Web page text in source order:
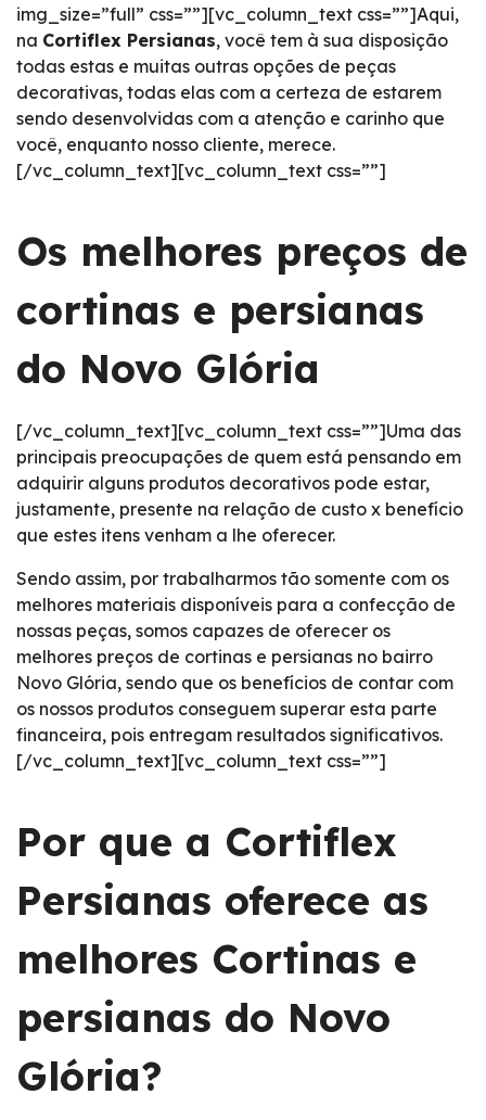
img_size=”full” css=””][vc_column_text css=””]Aqui,
na Cortiflex Persianas, você tem à sua disposição
todas estas e muitas outras opções de peças
decorativas, todas elas com a certeza de estarem
sendo desenvolvidas com a atenção e carinho que
você, enquanto nosso cliente, merece.
[/vc_column_text][vc_column_text css=””]
Os melhores preços de
cortinas e persianas
do Novo Glória
[/vc_column_text][vc_column_text css=””]Uma das
principais preocupações de quem está pensando em
adquirir alguns produtos decorativos pode estar,
justamente, presente na relação de custo x benefício
que estes itens venham a lhe oferecer.
Sendo assim, por trabalharmos tão somente com os
melhores materiais disponíveis para a confecção de
nossas peças, somos capazes de oferecer os
melhores preços de cortinas e persianas no bairro
Novo Glória, sendo que os benefícios de contar com
os nossos produtos conseguem superar esta parte
financeira, pois entregam resultados significativos.
[/vc_column_text][vc_column_text css=””]
Por que a Cortiflex
Persianas oferece as
melhores Cortinas e
persianas do Novo
Glória?